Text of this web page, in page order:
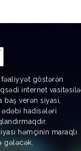
göstərən
internet vasitəsilə
verən siyasi,
hadisələri
həmçinin maraqlı
gələcək.